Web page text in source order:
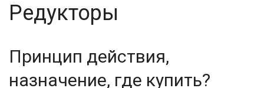
Редукторы
Принцип действия,
назначение, где купить?